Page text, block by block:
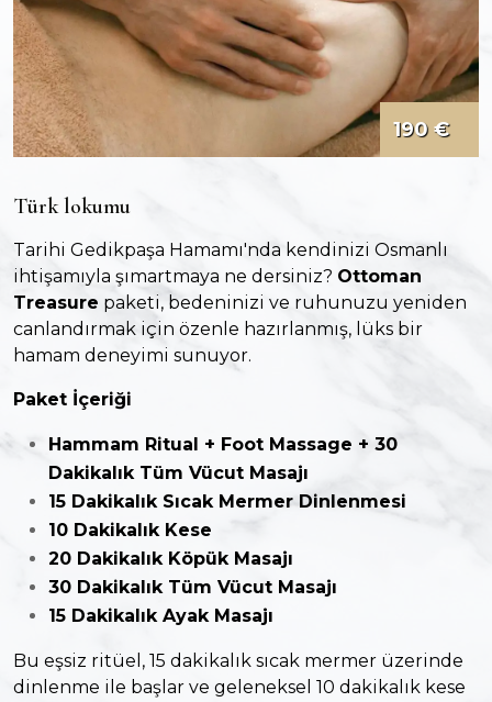
190 €
Türk lokumu
Tarihi Gedikpaşa Hamamı'nda kendinizi Osmanlı
ihtişamıyla şımartmaya ne dersiniz? Ottoman
Treasure paketi, bedeninizi ve ruhunuzu yeniden
canlandırmak için özenle hazırlanmış, lüks bir
hamam deneyimi sunuyor.
Paket İçeriği
Hammam Ritual + Foot Massage + 30
Dakikalık Tüm Vücut Masajı
15 Dakikalık Sıcak Mermer Dinlenmesi
10 Dakikalık Kese
20 Dakikalık Köpük Masajı
30 Dakikalık Tüm Vücut Masajı
15 Dakikalık Ayak Masajı
Bu eşsiz ritüel, 15 dakikalık sıcak mermer üzerinde
dinlenme ile başlar ve geleneksel 10 dakikalık kese